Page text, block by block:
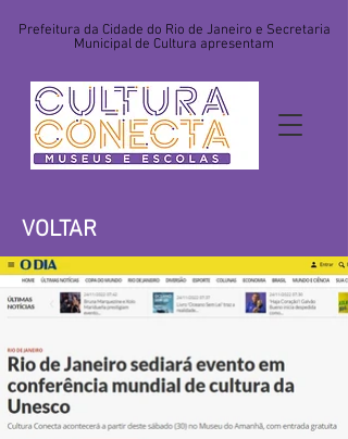
Prefeitura da Cidade do Rio de Janeiro e Secretaria
Municipal de Cultura apresentam
VOLTAR